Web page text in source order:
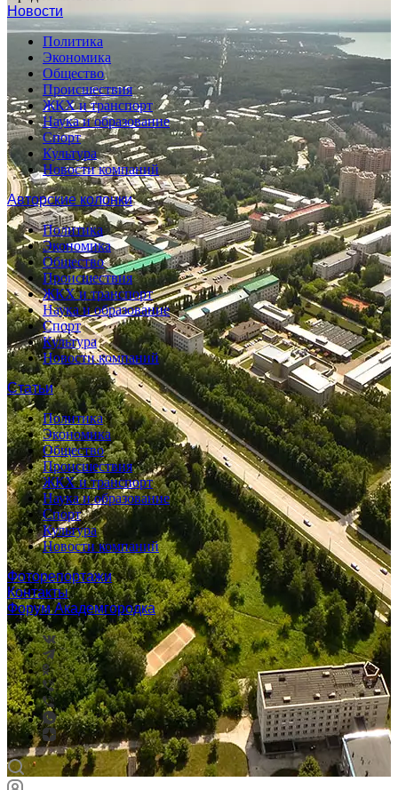
Новости
Политика
Экономика
Общество
Происшествия
ЖКХ и транспорт
Наука и образование
Спорт
Культура
Новости компаний
Авторские колонки
Политика
Экономика
Общество
Происшествия
ЖКХ и транспорт
Наука и образование
Спорт
Культура
Новости компаний
Статьи
Политика
Экономика
Общество
Происшествия
ЖКХ и транспорт
Наука и образование
Спорт
Культура
Новости компаний
Фоторепортажи
Контакты
Форум Академгородка